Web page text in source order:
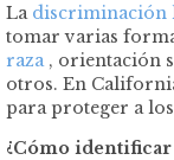
La discriminación
tomar varias
raza , orientación
otros. En
para proteger a
¿Cómo